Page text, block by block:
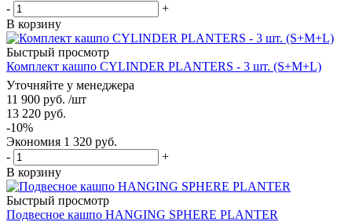
-
+
В корзину
Быстрый просмотр
Комплект кашпо CYLINDER PLANTERS - 3 шт. (S+M+L)
Уточняйте у менеджера
11 900 руб. /шт
13 220 руб.
-10%
Экономия 1 320 руб.
-
+
В корзину
Быстрый просмотр
Подвесное кашпо HANGING SPHERE PLANTER